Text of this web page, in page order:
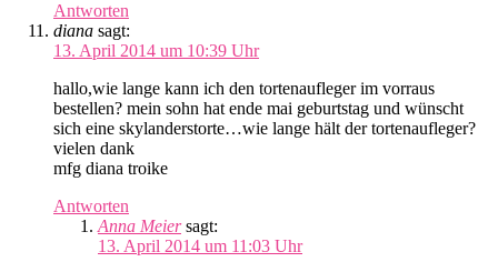
Antworten
diana sagt:
13. April 2014 um 10:39 Uhr
hallo,wie lange kann ich den tortenaufleger im vorraus
bestellen? mein sohn hat ende mai geburtstag und wünscht
sich eine skylanderstorte…wie lange hält der tortenaufleger?
vielen dank
mfg diana troike
Antworten
Anna Meier sagt:
13. April 2014 um 11:03 Uhr